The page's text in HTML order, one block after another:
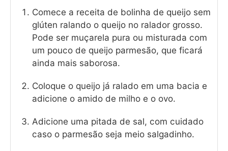
Comece a receita de bolinha de queijo sem
glúten ralando o queijo no ralador grosso.
Pode ser muçarela pura ou misturada com
um pouco de queijo parmesão, que ficará
ainda mais saborosa.
Coloque o queijo já ralado em uma bacia e
adicione o amido de milho e o ovo.
Adicione uma pitada de sal, com cuidado
caso o parmesão seja meio salgadinho.